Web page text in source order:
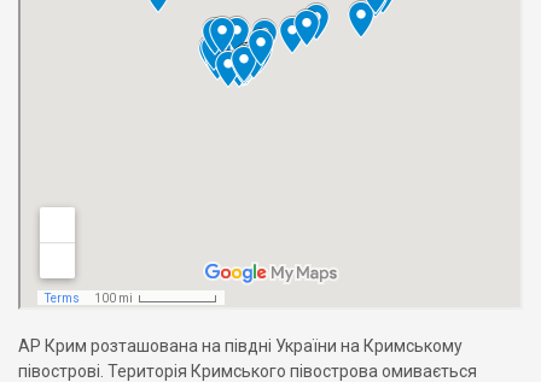
АР Крим розташована на півдні України на Кримському
півострові. Територія Кримського півострова омивається